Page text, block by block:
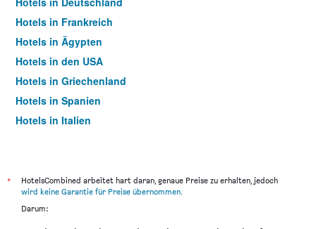
Hotels in Frankreich
Hotels in Ägypten
Hotels in den USA
Hotels in Griechenland
Hotels in Spanien
Hotels in Italien
*
HotelsCombined arbeitet hart daran, genaue Preise zu erhalten, jedoch
wird keine Garantie für Preise übernommen.
Darum: